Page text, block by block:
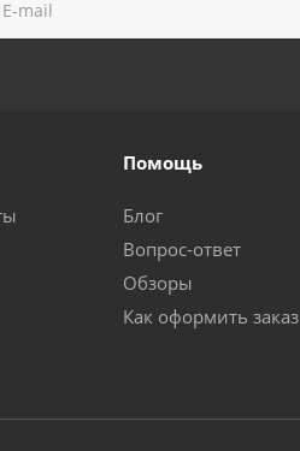
Помощь
Блог
Вопрос-ответ
Обзоры
Как оформить заказ